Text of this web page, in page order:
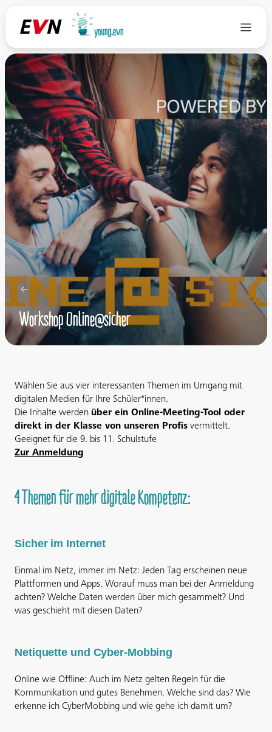
Workshop Online@sicher
Wählen Sie aus vier interessanten Themen im Umgang mit
digitalen Medien für Ihre Schüler*innen.
Die Inhalte werden über ein Online-Meeting-Tool oder
direkt in der Klasse von unseren Profis vermittelt.
Geeignet für die 9. bis 11. Schulstufe
Zur Anmeldung
4 Themen für mehr digitale Kompetenz:
Sicher im Internet
Einmal im Netz, immer im Netz: Jeden Tag erscheinen neue
Plattformen und Apps. Worauf muss man bei der Anmeldung
achten? Welche Daten werden über mich gesammelt? Und
was geschieht mit diesen Daten?
Netiquette und Cyber-Mobbing
Online wie Offline: Auch im Netz gelten Regeln für die
Kommunikation und gutes Benehmen. Welche sind das? Wie
erkenne ich CyberMobbing und wie gehe ich damit um?